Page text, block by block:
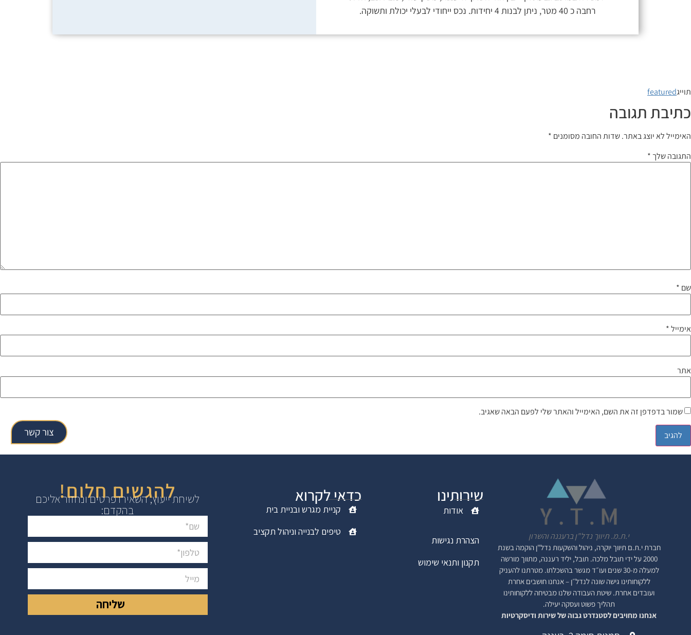
רחבה כ 40 מטר, ניתן לבנות 4 יחידות. נכס ייחודי לבעלי יכולת ותשוקה.
תוייגfeatured
כתיבת תגובה
האימייל לא יוצג באתר.שדות החובה מסומנים *
התגובה שלך *
שם *
אימייל*
אתר
שמור בדפדפן זה את השם, האימייל והאתר שלי לפעם הבאה שאגיב.
צור קשר
י.ת.מ. תיווך נדל"ן ברעננה והשרון
חברת י.ת.ם תיווך יוקרה, ניהול והשקעות נדל"ןהוקמה בשנת
2000 על ידי תובל מלכה. תובל, יליד רעננה, מתווך מורשה
למעלה מ-30 שנים ועו״ד מגשר בהשכלתו. מטרתנו להעניק
ללקוחותינו גישה שונה לנדל״ן – אנחנו חושבים אחרת
ועובדים אחרת. שיטת העבודה שלנו מבטיחה ללקוחותינו
תהליך פשוט ועסקה יעילה.
אנחנו מחויבים לסטנדרט גבוה של שירות ודיסקרטיות
שירותינו
אודות
הצהרת נגישות
תקנון ותנאי שימוש
כדאי לקרוא
קניית מגרש ובניית בית
טיפים לבנייה וניהול תקציב
להגשים חלום!
לשיחת ייעוץ, השאירו פרטים ונחזור אליכם
בהקדם:
שליחה